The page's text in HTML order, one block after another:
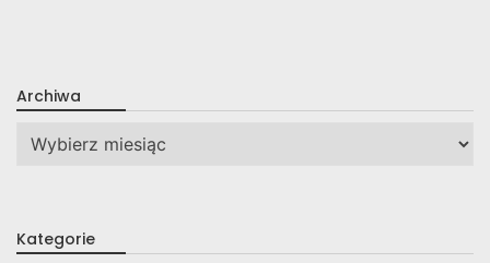
Archiwa
Archiwa
Kategorie